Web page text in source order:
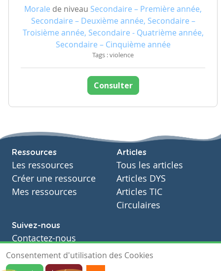
Morale de niveau Secondaire – Première année,
Secondaire – Deuxième année, Secondaire –
Troisième année, Secondaire - Quatrième année,
Secondaire – Cinquième année
Tags : violence
Consulter
Ressources
Les ressources
Créer une ressource
Mes ressources
Articles
Tous les articles
Articles DYS
Articles TIC
Circulaires
Suivez-nous
Contactez-nous
Soutien scolaire
Notre page Facebook
Consentement d'utilisation des Cookies